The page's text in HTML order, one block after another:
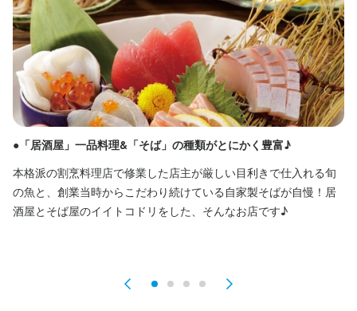
●「居酒屋」一品料理&「そば」の種類がとにかく豊富♪
本格派の割烹料理店で修業した店主が厳しい目利きで仕入れる旬
の魚と、創業当時からこだわり続けている自家製そばが自慢！居
酒屋とそば屋のイイトコドリをした、そんなお店です♪
休日・休暇
月8日以上／シフト制
慶弔休暇
記念日休暇
有給休暇（消化率100％！）
投資休暇（研修やセミナーに参加する際に取得できる特別休暇）
「完全週休2日制」や「実働6時間 or 週休3日制」も選択OK！
月8日以上休みあり
待遇